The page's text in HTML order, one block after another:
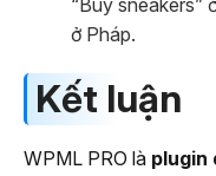
“Buy sneakers”
ở Pháp.
Kết luận
WPML PRO là plugin